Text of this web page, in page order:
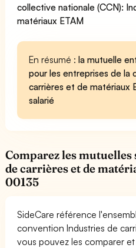
collective nationale (CCN):
matériaux ETAM
En résumé :la mutuelle
pour les entreprises de la
carrières et de matériaux
salarié
Comparez les
de carrières et de
00135
SideCare référence
convention Industries de
vous pouvez les comparer